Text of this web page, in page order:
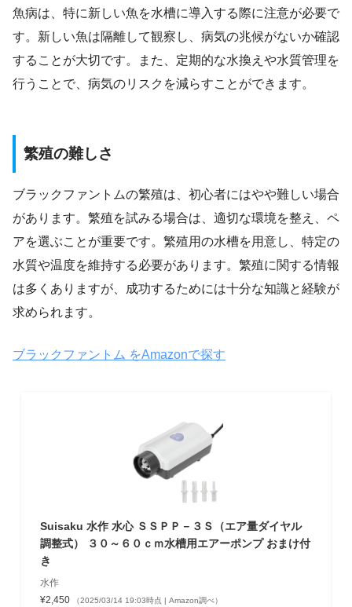
魚病は、特に新しい魚を水槽に導入する際に注意が必要で
す。新しい魚は隔離して観察し、病気の兆候がないか確認
することが大切です。また、定期的な水換えや水質管理を
行うことで、病気のリスクを減らすことができます。
繁殖の難しさ
ブラックファントムの繁殖は、初心者にはやや難しい場合
があります。繁殖を試みる場合は、適切な環境を整え、ペ
アを選ぶことが重要です。繁殖用の水槽を用意し、特定の
水質や温度を維持する必要があります。繁殖に関する情報
は多くありますが、成功するためには十分な知識と経験が
求められます。
ブラックファントム をAmazonで探す
Suisaku 水作 水心 ＳＳＰＰ－３Ｓ（エア量ダイヤル
調整式） ３０～６０ｃｍ水槽用エアーポンプ おまけ付
き
水作
¥2,450
（2025/03/14 19:03時点 | Amazon調べ）